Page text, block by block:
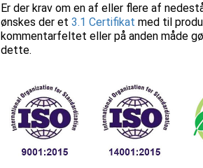
Er der krav om en af eller flere af
ønskes der et3.1 Certifikat med til
kommentarfeltet eller på anden måde
dette.